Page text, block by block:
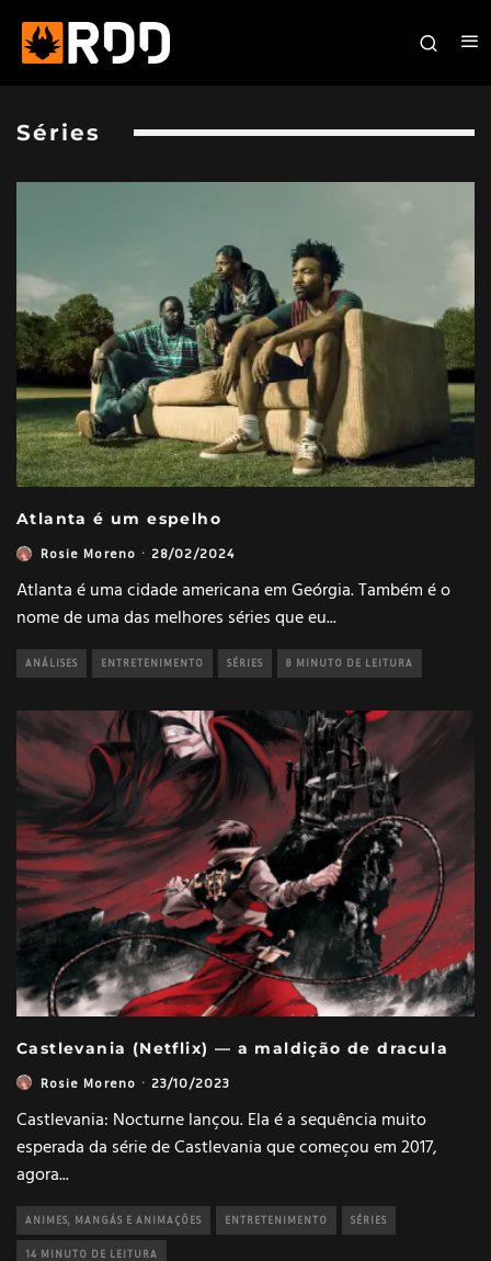
Séries
Atlanta é um espelho
Rosie Moreno · 28/02/2024
Atlanta é uma cidade americana em Geórgia. Também é o
nome de uma das melhores séries que eu...
ANÁLISES ENTRETENIMENTO SÉRIES 8 MINUTO DE LEITURA
Castlevania (Netflix) — a maldição de dracula
Rosie Moreno · 23/10/2023
Castlevania: Nocturne lançou. Ela é a sequência muito
esperada da série de Castlevania que começou em 2017,
agora...
ANIMES, MANGÁS E ANIMAÇÕES ENTRETENIMENTO SÉRIES
14 MINUTO DE LEITURA